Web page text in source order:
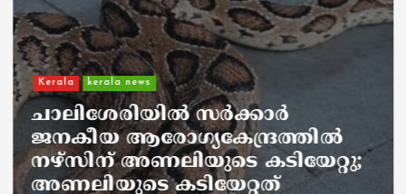
Kerala kerala news
ചാലിശേരിയില്‍ സര്‍ക്കാര്‍
ജനകീയ ആരോഗ്യകേന്ദ്രത്തില്‍
നഴ്സിന് അണലിയുടെ കടിയേറ്റു;
അണലിയുടെ കടിയേറ്റത്